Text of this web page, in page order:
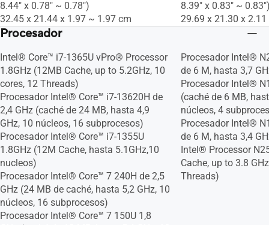
8.44" x 0.78" ~ 0.78")
32.45 x 21.44 x 1.97 ~ 1.97 cm
8.39" x 0.83" ~
29.69 x 21.30 x
Procesador
Intel® Core™ i7-1365U vPro® Processor
1.8GHz (12MB Cache, up to 5.2GHz, 10
cores, 12 Threads)
Procesador Intel® Core™ i7-13620H de
2,4 GHz (caché de 24 MB, hasta 4,9
GHz, 10 núcleos, 16 subprocesos)
Procesador Intel® Core™ i7-1355U
1.8GHz (12M Cache, hasta 5.1GHz,10
nucleos)
Procesador Intel® Core™ 7 240H de 2,5
GHz (24 MB de caché, hasta 5,2 GHz, 10
núcleos, 16 subprocesos)
Procesador Intel® Core™ 7 150U 1,8
Procesador Intel®
de 6 M, hasta 3,7
Procesador Intel®
(caché de 6 MB,
núcleos, 4
Procesador Intel®
de 6 M, hasta 3,4
Intel® Processor
Cache, up to 3.8
Threads)